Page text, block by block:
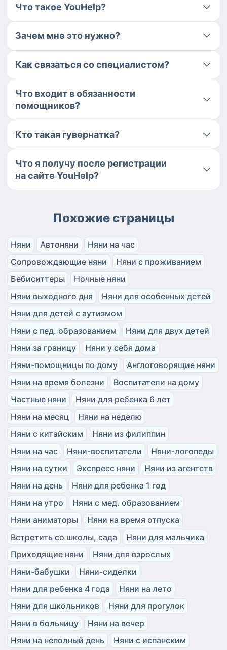
Что такое YouHelp?
Зачем мне это нужно?
Как связаться со специалистом?
Что входит в обязанности
помощников?
Кто такая гувернатка?
Что я получу после регистрации
на сайте YouHelp?
Похожие страницы
Няни Автоняни
Няни на час
Сопровождающие няни
Няни с проживанием
Бебиситтеры
Ночные няни
Няни выходного дня
Няни для особенных детей
Няни для детей с аутизмом
Няни с пед. образованием
Няни для двух детей
Няни за границу
Няни у себя дома
Няни-помощницы по дому
Англоговорящие няни
Няни на время болезни
Воспитатели на дому
Частные няни
Няни для ребенка 6 лет
Няни на месяц
Няни на неделю
Няни с китайским
Няни из филиппин
Няни на час
Няни-воспитатели
Няни-логопеды
Няни на сутки
Экспресс няни
Няни из агентств
Няни на день
Няни для ребенка 1 год
Няни на утро
Няни с мед. образованием
Няни аниматоры
Няни на время отпуска
Встретить со школы, сада
Няни для мальчика
Приходящие няни
Няни для взрослых
Няни-бабушки
Няни-сиделки
Няни для ребенка 4 года
Няни на лето
Няни для школьников
Няни для прогулок
Няни в больницу
Няни на вечер
Няни на неполный день
Няни с испанским